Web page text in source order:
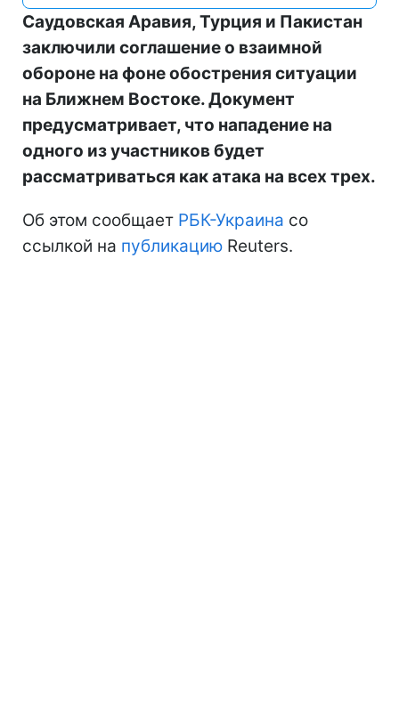
Саудовская Аравия, Турция и Пакистан
заключили соглашение о взаимной
обороне на фоне обострения ситуации
на Ближнем Востоке. Документ
предусматривает, что нападение на
одного из участников будет
рассматриваться как атака на всех трех.
Об этом сообщает РБК-Украина со
ссылкой на публикацию Reuters.